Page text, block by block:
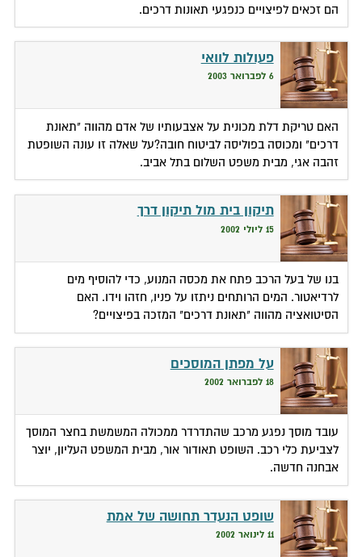
הם זכאים לפיצויים כנפגעי תאונות דרכים.
פעולות לוואי
6 לפברואר 2003
האם טריקת דלת מכונית על אצבעותיו של אדם מהווה "תאונת
דרכים" ומכוסה בפוליסה לביטוח חובה?על שאלה זו עונה השופטת
זהבה אגי, מבית משפט השלום בתל אביב.
תיקון בית מול תיקון דרך
15 ליולי 2002
בנו של בעל הרכב פתח את מכסה המנוע, כדי להוסיף מים
לרדיאטור. המים הרותחים ניתזו על פניו, חזהו וידו. האם
הסיטואציה מהווה "תאונת דרכים" המזכה בפיצויים?
על מפתן המוסכים
18 לפברואר 2002
עובד מוסך נפגע מרכב שהתדרדר ממכולה המשמשת בחצר המוסך
לצביעת כלי רכב. השופט תאודור אור, מבית המשפט העליון, יוצר
אבחנה חדשה.
שופט הנעדר תחושה של אמת
11 לינואר 2002